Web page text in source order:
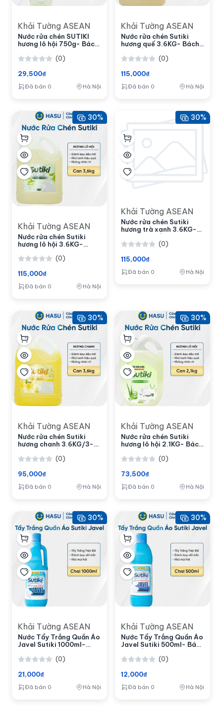
Khải Tường ASEAN
Nước rửa chén SUTIKI
hương lô hội 750g- Bách
(0)
29,500₫
Đã bán 0 Hà Nội
Khải Tường ASEAN
Nước rửa chén Sutiki
hương quế 3.6KG- Bách
(0)
115,000₫
Đã bán 0 Hà Nội
30%
Khải Tường ASEAN
Nước rửa chén Sutiki
hương lô hội 3.6KG-
(0)
115,000₫
Đã bán 0 Hà Nội
30%
Khải Tường ASEAN
Nước rửa chén Sutiki
hương trà xanh 3.6KG-
(0)
115,000₫
Đã bán 0 Hà Nội
30%
Khải Tường ASEAN
Nước rửa chén Sutiki
hương chanh 3.6KG/3-
(0)
95,000₫
Đã bán 0 Hà Nội
30%
Khải Tường ASEAN
Nước rửa chén Sutiki
hương lô hội 2.1KG- Bách
(0)
73,500₫
Đã bán 0 Hà Nội
30%
Khải Tường ASEAN
Nước Tẩy Trắng Quần Áo
Javel Sutiki 1000ml-
(0)
21,000₫
Đã bán 0 Hà Nội
30%
Khải Tường ASEAN
Nước Tẩy Trắng Quần Áo
Javel Sutiki 500ml- Bách
(0)
12,000₫
Đã bán 0 Hà Nội